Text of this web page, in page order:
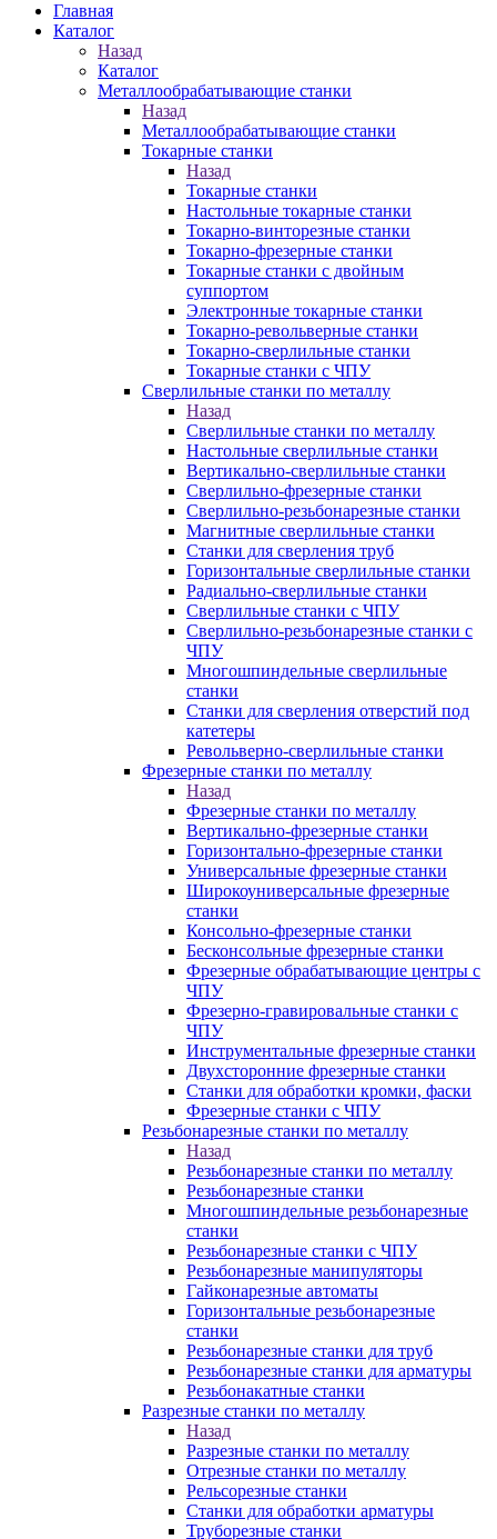
Главная
Каталог
Назад
Каталог
Металлообрабатывающие станки
Назад
Металлообрабатывающие станки
Токарные станки
Назад
Токарные станки
Настольные токарные станки
Токарно-винторезные станки
Токарно-фрезерные станки
Токарные станки с двойным
суппортом
Электронные токарные станки
Токарно-револьверные станки
Токарно-сверлильные станки
Токарные станки с ЧПУ
Сверлильные станки по металлу
Назад
Сверлильные станки по металлу
Настольные сверлильные станки
Вертикально-сверлильные станки
Сверлильно-фрезерные станки
Сверлильно-резьбонарезные станки
Магнитные сверлильные станки
Станки для сверления труб
Горизонтальные сверлильные станки
Радиально-сверлильные станки
Сверлильные станки с ЧПУ
Сверлильно-резьбонарезные станки с
ЧПУ
Многошпиндельные сверлильные
станки
Станки для сверления отверстий под
катетеры
Револьверно-сверлильные станки
Фрезерные станки по металлу
Назад
Фрезерные станки по металлу
Вертикально-фрезерные станки
Горизонтально-фрезерные станки
Универсальные фрезерные станки
Широкоуниверсальные фрезерные
станки
Консольно-фрезерные станки
Бесконсольные фрезерные станки
Фрезерные обрабатывающие центры с
ЧПУ
Фрезерно-гравировальные станки с
ЧПУ
Инструментальные фрезерные станки
Двухсторонние фрезерные станки
Станки для обработки кромки, фаски
Фрезерные станки с ЧПУ
Резьбонарезные станки по металлу
Назад
Резьбонарезные станки по металлу
Резьбонарезные станки
Многошпиндельные резьбонарезные
станки
Резьбонарезные станки с ЧПУ
Резьбонарезные манипуляторы
Гайконарезные автоматы
Горизонтальные резьбонарезные
станки
Резьбонарезные станки для труб
Резьбонарезные станки для арматуры
Резьбонакатные станки
Разрезные станки по металлу
Назад
Разрезные станки по металлу
Отрезные станки по металлу
Рельсорезные станки
Станки для обработки арматуры
Труборезные станки